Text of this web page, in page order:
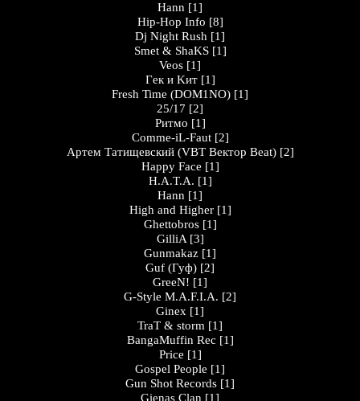
Hann [1]
Hip-Hop Info [8]
Dj Night Rush [1]
Smet & ShaKS [1]
Veos [1]
Гeк и Kит [1]
Fresh Time (DOM1NO) [1]
25/17 [2]
Ритмо [1]
Comme-iL-Faut [2]
Артем Татищевский (VBT Вектор Beat) [2]
Happy Face [1]
H.A.T.A. [1]
Hann [1]
High and Higher [1]
Ghettobros [1]
GilliA [3]
Gunmakaz [1]
Guf (Гуф) [2]
GreeN! [1]
G-Style M.A.F.I.A. [2]
Ginex [1]
TraT & storm [1]
BangaMuffin Rec [1]
Price [1]
Gospel People [1]
Gun Shot Records [1]
Gienas Clan [1]